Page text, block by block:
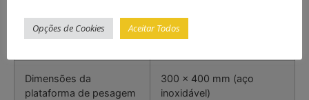
Display
LCD de 20 mm com luz de
fundo
Dimensões da
plataforma de pesagem
300 x 400 mm (aço
inoxidável)
Opções de Cookies Aceitar Todos